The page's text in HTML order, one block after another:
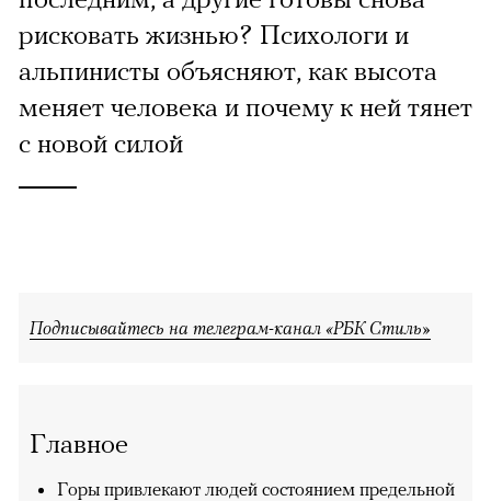
рисковать жизнью? Психологи и
альпинисты объясняют, как высота
меняет человека и почему к ней тянет
с новой силой
Подписывайтесь на телеграм-канал «РБК Стиль»
Главное
Горы привлекают людей состоянием предельной